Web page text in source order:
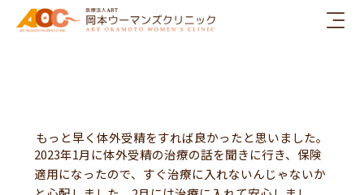
もっと早く体外受精をすれば良かったと思いました。
2023年1月に体外受精の治療の話を聞きに行き、保険
適用になったので、すぐ治療に入れないんじゃないか